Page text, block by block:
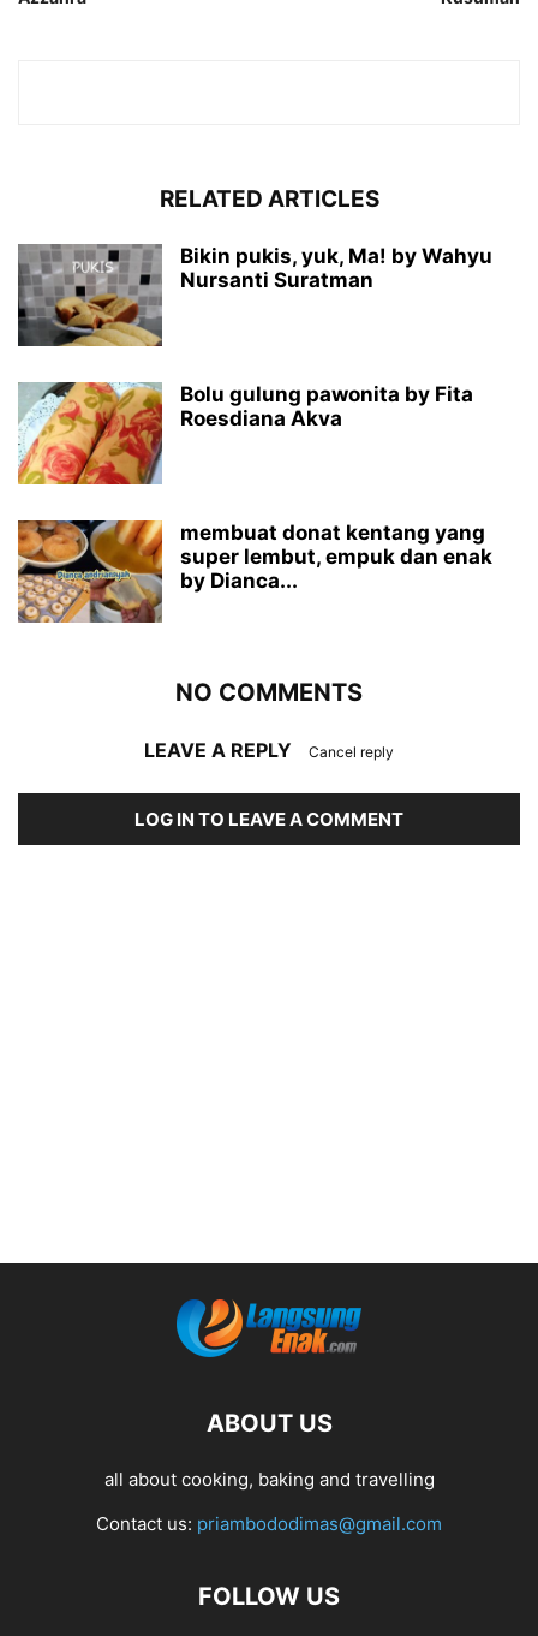
RELATED ARTICLES
Bikin pukis, yuk, Ma! by Wahyu
Nursanti Suratman
Bolu gulung pawonita by Fita
Roesdiana Akva
membuat donat kentang yang
super lembut, empuk dan enak
by Dianca...
NO COMMENTS
LEAVE A REPLY Cancel reply
LOG IN TO LEAVE A COMMENT
ABOUT US
all about cooking, baking and travelling
Contact us: priambododimas@gmail.com
FOLLOW US